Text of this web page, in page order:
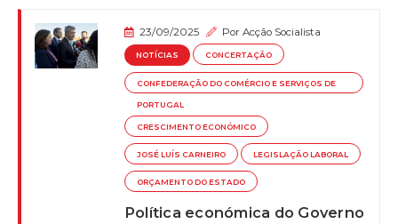
23/09/2025 PorAcção Socialista
NOTÍCIAS CONCERTAÇÃO
CONFEDERAÇÃO DO COMÉRCIO E SERVIÇOS DE
PORTUGAL
CRESCIMENTO ECONÓMICO
JOSÉ LUÍS CARNEIRO LEGISLAÇÃO LABORAL
ORÇAMENTO DO ESTADO
Política económica do Governo